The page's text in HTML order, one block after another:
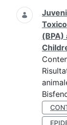
(BPA)